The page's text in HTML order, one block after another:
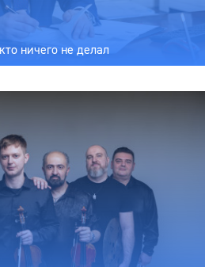
ничего не делал